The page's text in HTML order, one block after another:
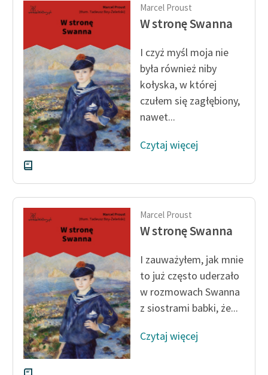
Zasady wykorzystania
Logotypy
Materiały promocyjne
Polityka prywatności
Regulamin biblioteki
Dane fundacji i
sprawozdania finansowe
Regulamin darowizn
Informacja o treściach
Deklaracja dostępności
Marcel Proust
W stronę Swanna
I czyż myśl moja nie
była również niby
kołyska, w której
czułem się zagłębiony,
nawet...
Czytaj więcej
Marcel Proust
W stronę Swanna
I zauważyłem, jak mnie
to już często uderzało
w rozmowach Swanna
z siostrami babki, że...
Czytaj więcej